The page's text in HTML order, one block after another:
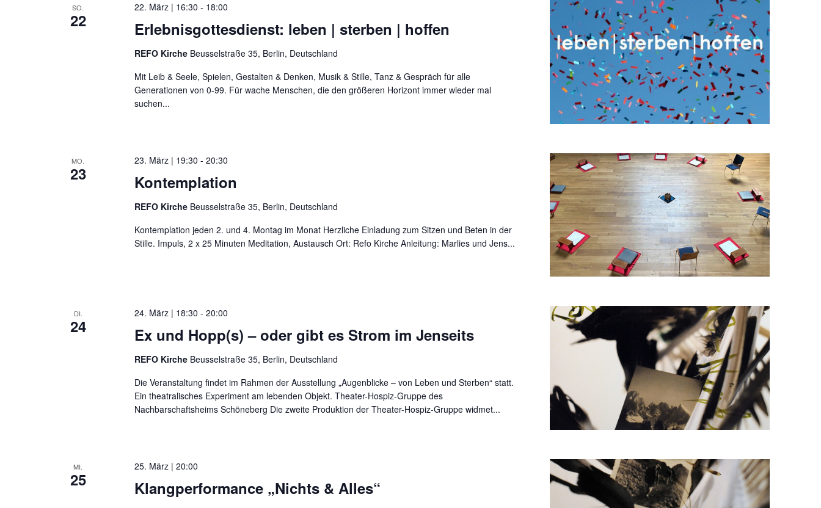
SO.
22 Erlebnisgottesdienst: leben | sterben | hoffen
22. März | 16:30 - 18:00
REFO Kirche Beusselstraße 35, Berlin, Deutschland
Mit Leib & Seele, Spielen, Gestalten & Denken, Musik & Stille, Tanz & Gespräch für alle
Generationen von 0-99. Für wache Menschen, die den größeren Horizont immer wieder mal
suchen...
MO.
23 Kontemplation
23. März | 19:30 - 20:30
REFO Kirche Beusselstraße 35, Berlin, Deutschland
Kontemplation jeden 2. und 4. Montag im Monat Herzliche Einladung zum Sitzen und Beten in der
Stille. Impuls, 2 x 25 Minuten Meditation, Austausch Ort: Refo Kirche Anleitung: Marlies und Jens...
DI.
24 Ex und Hopp(s) – oder gibt es Strom im Jenseits
24. März | 18:30 - 20:00
REFO Kirche Beusselstraße 35, Berlin, Deutschland
Die Veranstaltung findet im Rahmen der Ausstellung „Augenblicke – von Leben und Sterben“ statt.
Ein theatralisches Experiment am lebenden Objekt. Theater-Hospiz-Gruppe des
Nachbarschaftsheims Schöneberg Die zweite Produktion der Theater-Hospiz-Gruppe widmet...
MI.
25 Klangperformance „Nichts & Alles“
25. März | 20:00